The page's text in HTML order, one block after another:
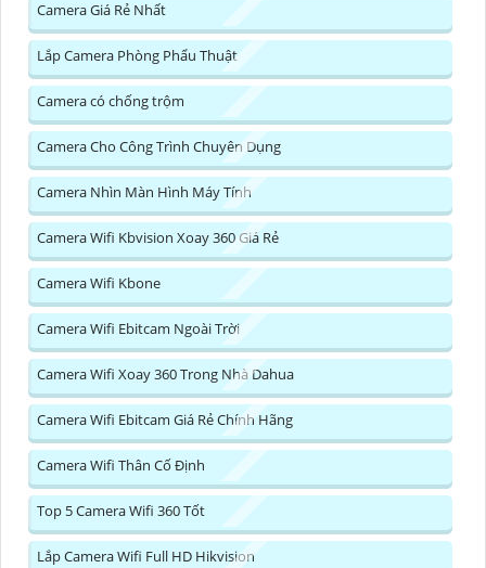
Camera Giá Rẻ Nhất
Lắp Camera Phòng Phẩu Thuật
Camera có chống trộm
Camera Cho Công Trình Chuyên Dụng
Camera Nhìn Màn Hình Máy Tính
Camera Wifi Kbvision Xoay 360 Giá Rẻ
Camera Wifi Kbone
Camera Wifi Ebitcam Ngoài Trời
Camera Wifi Xoay 360 Trong Nhà Dahua
Camera Wifi Ebitcam Giá Rẻ Chính Hãng
Camera Wifi Thân Cố Định
Top 5 Camera Wifi 360 Tốt
Lắp Camera Wifi Full HD Hikvision